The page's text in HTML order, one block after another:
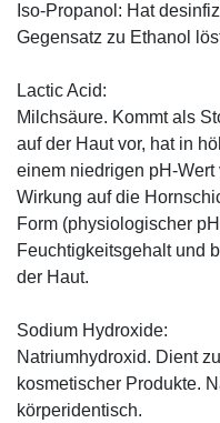
Iso-Propanol: Hat
Gegensatz zu Ethanol
Lactic Acid:
Milchsäure. Kommt als
auf der Haut vor, hat in
einem niedrigen pH-
Wirkung auf die
Form (physiologischer
Feuchtigkeitsgehalt und
der Haut.
Sodium Hydroxide:
Natriumhydroxid. Dient
kosmetischer Produkte.
körperidentisch.